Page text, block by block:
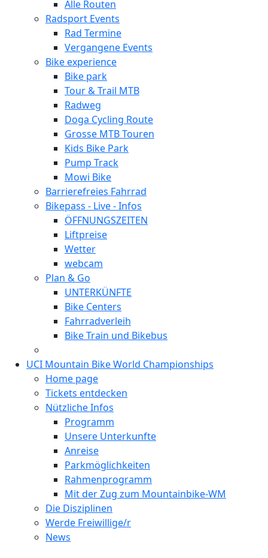
Alle Routen
Radsport Events
Rad Termine
Vergangene Events
Bike experience
Bike park
Tour & Trail MTB
Radweg
Doga Cycling Route
Grosse MTB Touren
Kids Bike Park
Pump Track
Mowi Bike
Barrierefreies Fahrrad
Bikepass - Live - Infos
ÖFFNUNGSZEITEN
Liftpreise
Wetter
webcam
Plan & Go
UNTERKÜNFTE
Bike Centers
Fahrradverleih
Bike Train und Bikebus
UCI Mountain Bike World Championships
Home page
Tickets entdecken
Nützliche Infos
Programm
Unsere Unterkunfte
Anreise
Parkmöglichkeiten
Rahmenprogramm
Mit der Zug zum Mountainbike-WM
Die Disziplinen
Werde Freiwillige/r
News